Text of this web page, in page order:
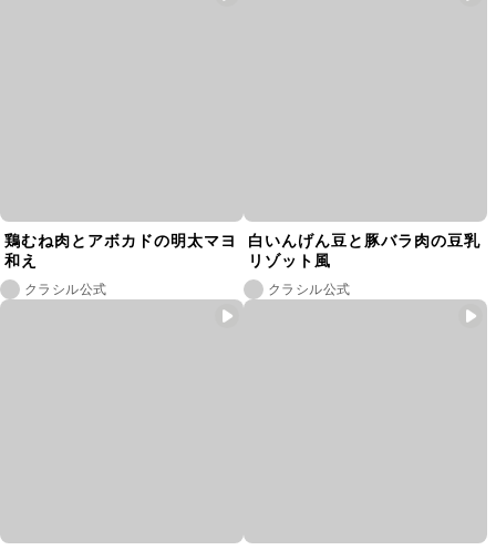
鶏むね肉とアボカドの明太マヨ
和え
クラシル公式
白いんげん豆と豚バラ肉の豆乳
リゾット風
クラシル公式